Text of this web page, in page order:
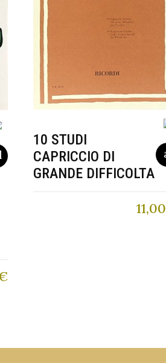
10 STUDI
CAPRICCIO DI
GRANDE DIFFICOLTA
11,00